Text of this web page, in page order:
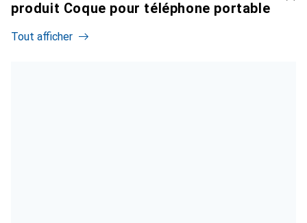
produit Coque pour téléphone portable
Tout afficher